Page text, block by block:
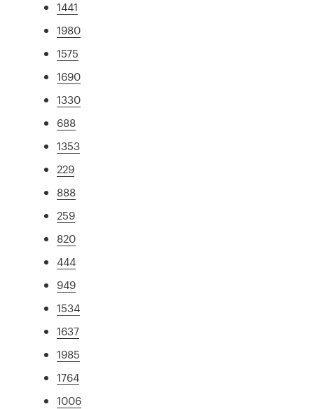
1441
1980
1575
1690
1330
688
1353
229
888
259
820
444
949
1534
1637
1985
1764
1006